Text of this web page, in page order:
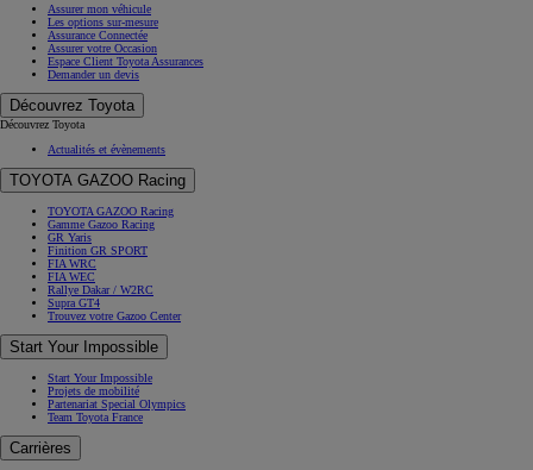
Assurer mon véhicule
Les options sur-mesure
Assurance Connectée
Assurer votre Occasion
Espace Client Toyota Assurances
Demander un devis
Découvrez Toyota
Découvrez Toyota
Actualités et évènements
TOYOTA GAZOO Racing
TOYOTA GAZOO Racing
Gamme Gazoo Racing
GR Yaris
Finition GR SPORT
FIA WRC
FIA WEC
Rallye Dakar / W2RC
Supra GT4
Trouvez votre Gazoo Center
Start Your Impossible
Start Your Impossible
Projets de mobilité
Partenariat Special Olympics
Team Toyota France
Carrières